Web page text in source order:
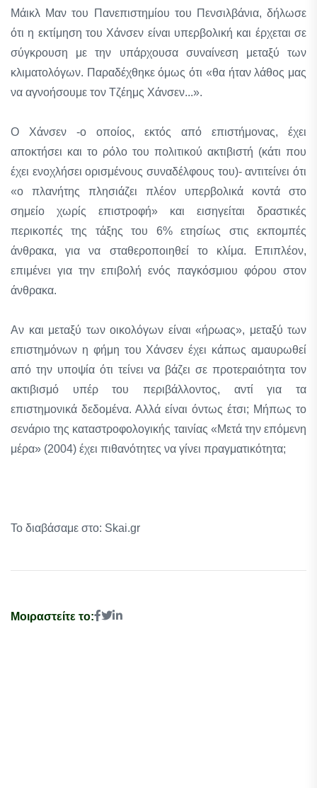
Μάικλ Μαν του Πανεπιστημίου του Πενσιλβάνια, δήλωσε
ότι η εκτίμηση του Χάνσεν είναι υπερβολική και έρχεται σε
σύγκρουση με την υπάρχουσα συναίνεση μεταξύ των
κλιματολόγων. Παραδέχθηκε όμως ότι «θα ήταν λάθος μας
να αγνοήσουμε τον Τζέημς Χάνσεν...».
Ο Χάνσεν -ο οποίος, εκτός από επιστήμονας, έχει
αποκτήσει και το ρόλο του πολιτικού ακτιβιστή (κάτι που
έχει ενοχλήσει ορισμένους συναδέλφους του)- αντιτείνει ότι
«ο πλανήτης πλησιάζει πλέον υπερβολικά κοντά στο
σημείο χωρίς επιστροφή» και εισηγείται δραστικές
περικοπές της τάξης του 6% ετησίως στις εκπομπές
άνθρακα, για να σταθεροποιηθεί το κλίμα. Επιπλέον,
επιμένει για την επιβολή ενός παγκόσμιου φόρου στον
άνθρακα.
Αν και μεταξύ των οικολόγων είναι «ήρωας», μεταξύ των
επιστημόνων η φήμη του Χάνσεν έχει κάπως αμαυρωθεί
από την υποψία ότι τείνει να βάζει σε προτεραιότητα τον
ακτιβισμό υπέρ του περιβάλλοντος, αντί για τα
επιστημονικά δεδομένα. Αλλά είναι όντως έτσι; Μήπως το
σενάριο της καταστροφολογικής ταινίας «Μετά την επόμενη
μέρα» (2004) έχει πιθανότητες να γίνει πραγματικότητα;
Το διαβάσαμε στο: Skai.gr
Μοιραστείτε το: